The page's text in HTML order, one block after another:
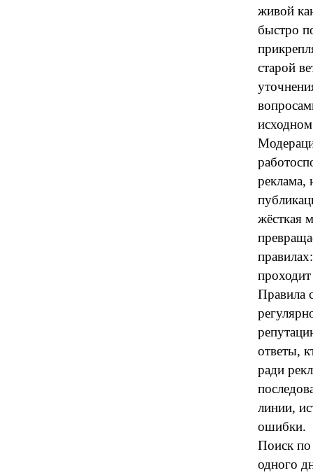
живой
быстро
старой
исходном
реклама,
жёсткая
Правила
ответы,
ради
линии,
ошибки.
Поиск по
одного